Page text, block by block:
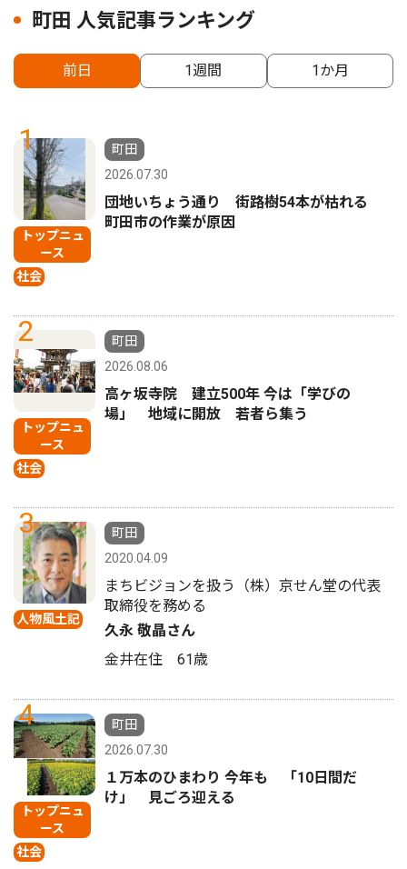
町田 人気記事ランキング
前日 1週間 1か月
1
トップニュ
ース
社会
町田
2026.07.30
団地いちょう通り 街路樹54本が枯れる
町田市の作業が原因
2
トップニュ
ース
社会
町田
2026.08.06
高ヶ坂寺院 建立500年 今は「学びの
場」 地域に開放 若者ら集う
3
人物風土記
町田
2020.04.09
まちビジョンを扱う（株）京せん堂の代表
取締役を務める
久永 敬晶さん
金井在住 61歳
4
トップニュ
ース
社会
町田
2026.07.30
１万本のひまわり 今年も 「10日間だ
け」 見ごろ迎える